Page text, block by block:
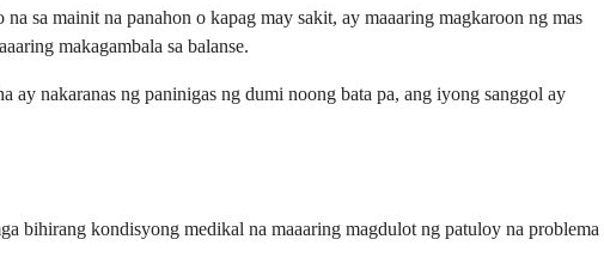
sa mainit na panahon o kapag may sakit, ay maaaring magkaroon ng mas
makagambala sa balanse.
nakaranas ng paninigas ng dumi noong bata pa, ang iyong sanggol ay
bihirang kondisyong medikal na maaaring magdulot ng patuloy na problema